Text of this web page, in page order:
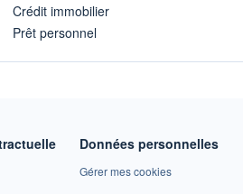
Crédit immobilier
Prêt personnel
Données personnelles
Gérer mes cookies